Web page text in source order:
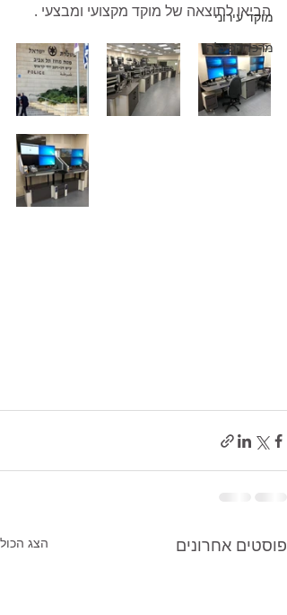
מוקד עירוני
מרכז הפעלה
הביאו לתוצאה של מוקד מקצועי ומבצעי .
פוסטים אחרונים הצג הכול